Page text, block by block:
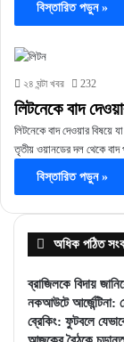
বিস্তারিত পড়ুন »
২৪ ঘন্টা খবর 232
লিটনেকে বাদ
লিটনেকে বাদ দেওয়ার বিষয়ে
তৃতীয় ওয়ানডের দল থেকে
বিস্তারিত পড়ুন »
অধিক পঠিত
ব্রাজিলকে বিদায়
নকআউটে আর্জেন্টিনা:
ব্রেকিং: ফুটবলে